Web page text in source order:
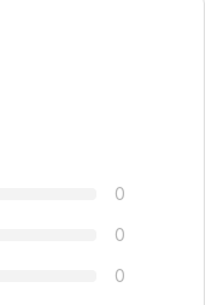
0
0
0